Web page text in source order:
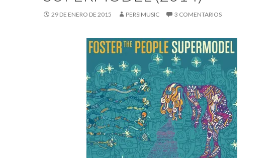
29 DE ENERO DE 2015 PERSIMUSIC 3 COMENTARIOS